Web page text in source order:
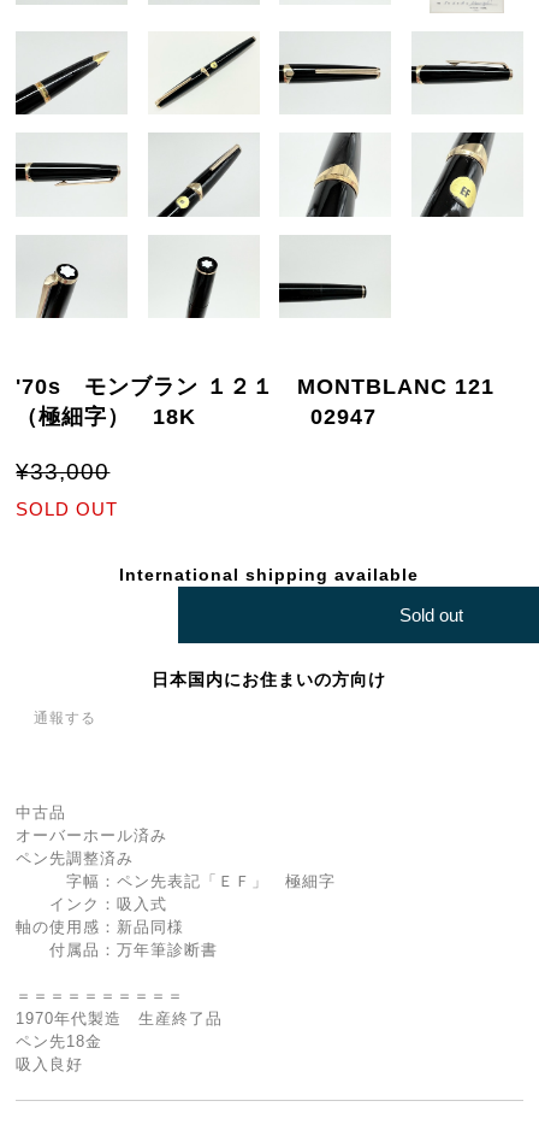
'70s モンブラン １２１ MONTBLANC 121
（極細字） 18K 02947
¥33,000
SOLD OUT
International shipping available
Sold out
日本国内にお住まいの方向け
通報する
中古品
オーバーホール済み
ペン先調整済み
字幅：ペン先表記「ＥＦ」 極細字
インク：吸入式
軸の使用感：新品同様
付属品：万年筆診断書
＝＝＝＝＝＝＝＝＝＝
1970年代製造 生産終了品
ペン先18金
吸入良好